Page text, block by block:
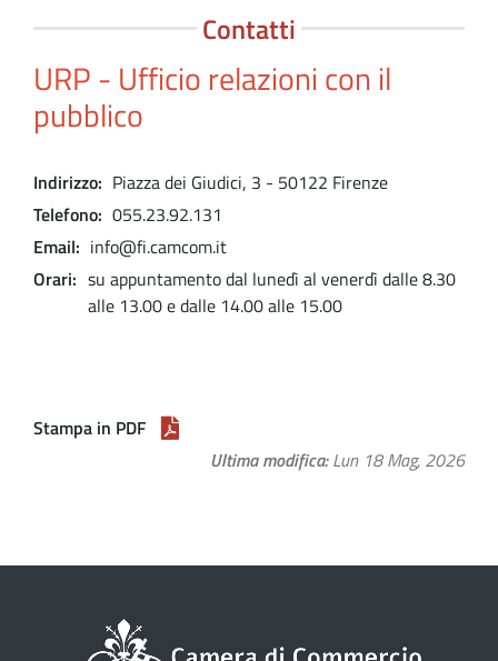
Contatti
URP - Ufficio relazioni con il
pubblico
Indirizzo Piazza dei Giudici, 3 - 50122 Firenze
Telefono 055.23.92.131
Email
info@fi.camcom.it
Orari
su appuntamento dal lunedì al venerdì dalle 8.30
alle 13.00 e dalle 14.00 alle 15.00
Stampa in PDF
Ultima modifica Lun 18 Mag, 2026